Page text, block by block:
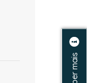
Saber mais